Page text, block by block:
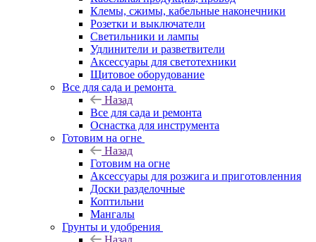
Клемы, сжимы, кабельные наконечники
Розетки и выключатели
Светильники и лампы
Удлинители и разветвители
Аксессуары для светотехники
Щитовое оборудование
Все для сада и ремонта
Назад
Все для сада и ремонта
Оснастка для инструмента
Готовим на огне
Назад
Готовим на огне
Аксессуары для розжига и приготовленния
Доски разделочные
Коптильни
Мангалы
Грунты и удобрения
Назад